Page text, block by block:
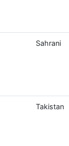
Sahrani
Takistan